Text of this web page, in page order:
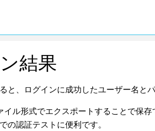
結果
と、ログインに成功したユーザー名と
イル形式でエクスポートすることで保
の認証テストに便利です。